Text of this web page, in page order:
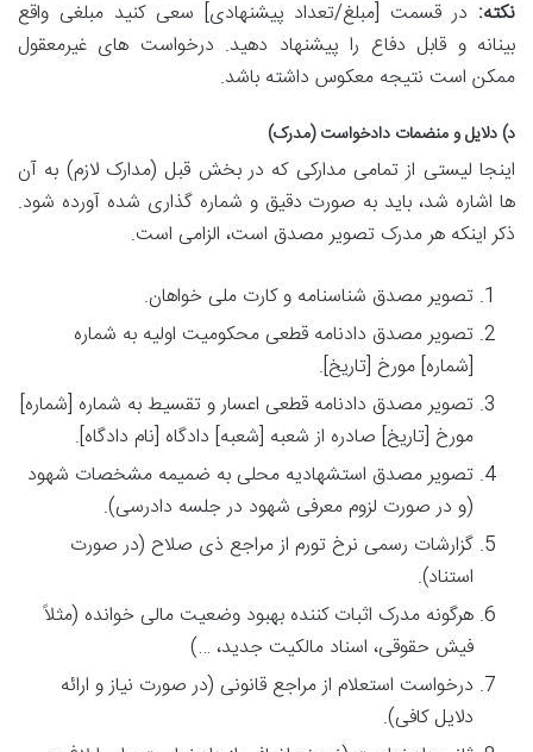
نکته: در قسمت [مبلغ/تعداد پیشنهادی] سعی کنید مبلغی واقع
بینانه و قابل دفاع را پیشنهاد دهید. درخواست های غیرمعقول
ممکن است نتیجه معکوس داشته باشد.
د) دلایل و منضمات دادخواست (مدرک)
اینجا لیستی از تمامی مدارکی که در بخش قبل (مدارک لازم) به آن
ها اشاره شد، باید به صورت دقیق و شماره گذاری شده آورده شود.
ذکر اینکه هر مدرک تصویر مصدق است، الزامی است.
تصویر مصدق شناسنامه و کارت ملی خواهان.
تصویر مصدق دادنامه قطعی محکومیت اولیه به شماره
[شماره] مورخ [تاریخ].
تصویر مصدق دادنامه قطعی اعسار و تقسیط به شماره [شماره]
مورخ [تاریخ] صادره از شعبه [شعبه] دادگاه [نام دادگاه].
تصویر مصدق استشهادیه محلی به ضمیمه مشخصات شهود
(و در صورت لزوم معرفی شهود در جلسه دادرسی).
گزارشات رسمی نرخ تورم از مراجع ذی صلاح (در صورت
استناد).
هرگونه مدرک اثبات کننده بهبود وضعیت مالی خوانده (مثلاً
فیش حقوقی، اسناد مالکیت جدید، …)
درخواست استعلام از مراجع قانونی (در صورت نیاز و ارائه
دلایل کافی).